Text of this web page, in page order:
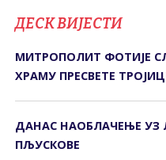
ДЕСК ВИЈЕСТИ
МИТРОПОЛИТ ФОТИЈЕ
ХРАМУ ПРЕСВЕТЕ
ДАНАС НАОБЛАЧЕЊЕ
ПЉУСКОВЕ